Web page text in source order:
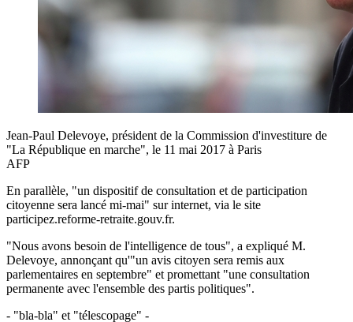
Jean-Paul Delevoye, président de la Commission d'investiture de
"La République en marche", le 11 mai 2017 à Paris
AFP
En parallèle, "un dispositif de consultation et de participation
citoyenne sera lancé mi-mai" sur internet, via le site
participez.reforme-retraite.gouv.fr.
"Nous avons besoin de l'intelligence de tous", a expliqué M.
Delevoye, annonçant qu'"un avis citoyen sera remis aux
parlementaires en septembre" et promettant "une consultation
permanente avec l'ensemble des partis politiques".
- "bla-bla" et "télescopage" -